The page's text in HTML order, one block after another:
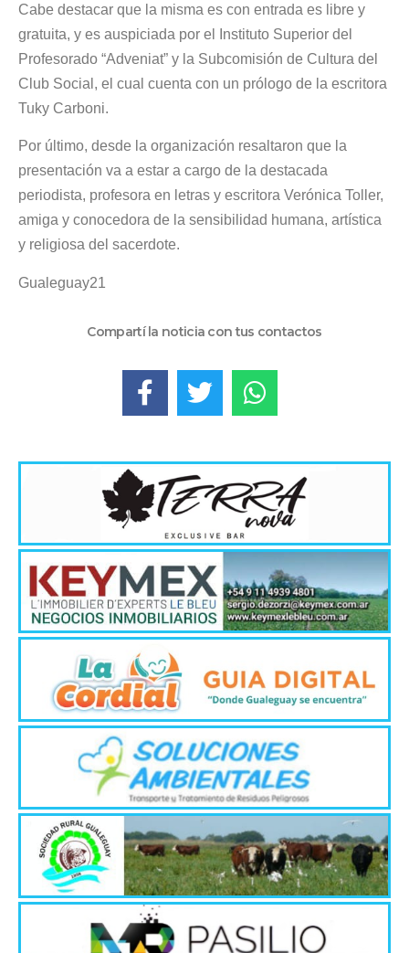
Cabe destacar que la misma es con entrada es libre y
gratuita, y es auspiciada por el Instituto Superior del
Profesorado “Adveniat” y la Subcomisión de Cultura del
Club Social, el cual cuenta con un prólogo de la escritora
Tuky Carboni.
Por último, desde la organización resaltaron que la
presentación va a estar a cargo de la destacada
periodista, profesora en letras y escritora Verónica Toller,
amiga y conocedora de la sensibilidad humana, artística
y religiosa del sacerdote.
Gualeguay21
Compartí la noticia con tus contactos